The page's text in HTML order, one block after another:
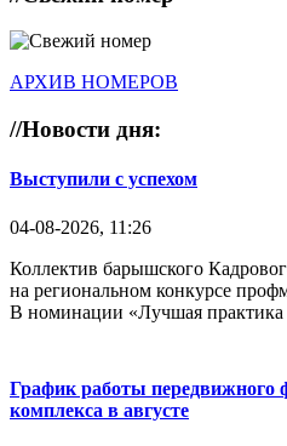
АРХИВ НОМЕРОВ
//Новости дня:
Выступили с успехом
04-08-2026, 11:26
Коллектив барышского
на региональном конкурсе
В номинации «Лучшая практика
График работы передвижного
комплекса в августе